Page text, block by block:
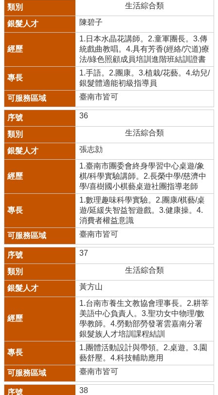
生活綜合類
陳碧子
1.日本水晶花講師。2.童軍團長。3.傳
統戲曲教唱。4.具有芳香(經絡/穴道)療
法/綠色照顧成員培訓進階班結訓證書
1.手語。2.團康。3.植栽/花藝。4.幼兒/
銀髮體適能初級指導員
臺南市皆可
36
生活綜合類
張志勍
1.臺南市團委會終身學習中心桌遊/象
棋/科學實驗講師。2.長榮中學/慈濟中
學/喜樹國小棋藝桌遊社團指導老師
1.數理趣味科學實驗。2.團康/棋藝/桌
遊/延緩失智益智遊戲。3.健康操。4.
消費者權益意識
臺南市皆可
37
生活綜合類
黃方山
1.台南市養生文教協會理事長。2.耕莘
美語中心負責人。3.聖功女中物理/數
學教師。4.勞動部勞發署雲嘉南分署
銀髮族人才培訓課程結訓
1.團體活動設計與帶領。2.桌遊。3.園
藝舒壓。4.科技輔助應用
臺南市皆可
38